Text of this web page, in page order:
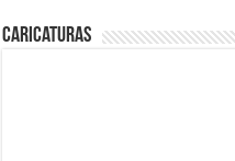
Caricaturas